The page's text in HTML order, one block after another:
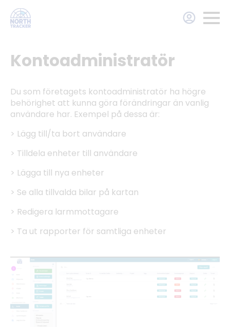
Kontoadministratör
Du som företagets kontoadministratör ha högre
behörighet att kunna göra förändringar än vanlig
användare har. Exempel på dessa är:
> Lägg till/ta bort användare
> Tilldela enheter till användare
> Lägga till nya enheter
> Se alla tillvalda bilar på kartan
> Redigera larmmottagare
> Ta ut rapporter för samtliga enheter